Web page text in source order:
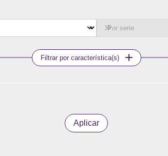
Filtrar por característica(s)
Aplicar